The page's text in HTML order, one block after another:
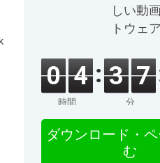
しい動
トウェ
0 4
時間
3 7
分
ダウンロード・
む